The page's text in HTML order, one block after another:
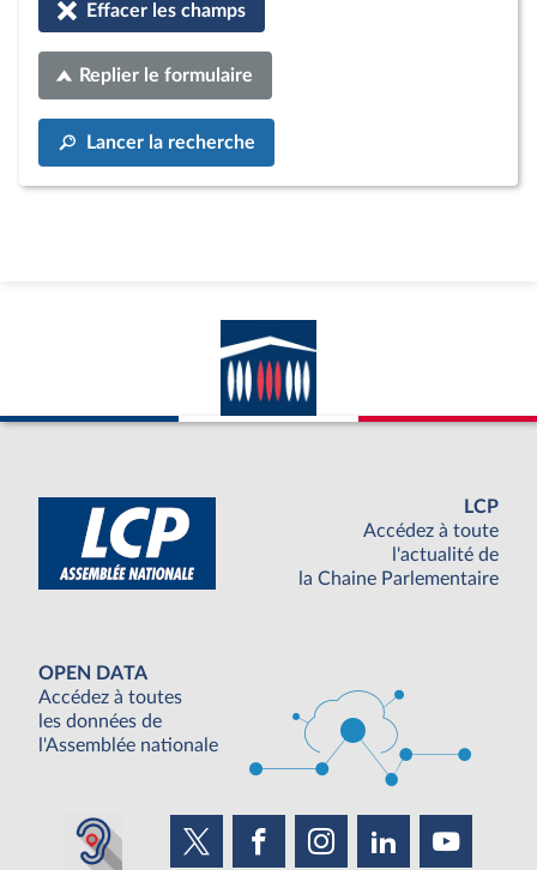
Effacer les champs
Replier le formulaire
Lancer la recherche
LCP
Accédez à toute
l'actualité de
la Chaine Parlementaire
OPEN DATA
Accédez à toutes
les données de
l'Assemblée nationale